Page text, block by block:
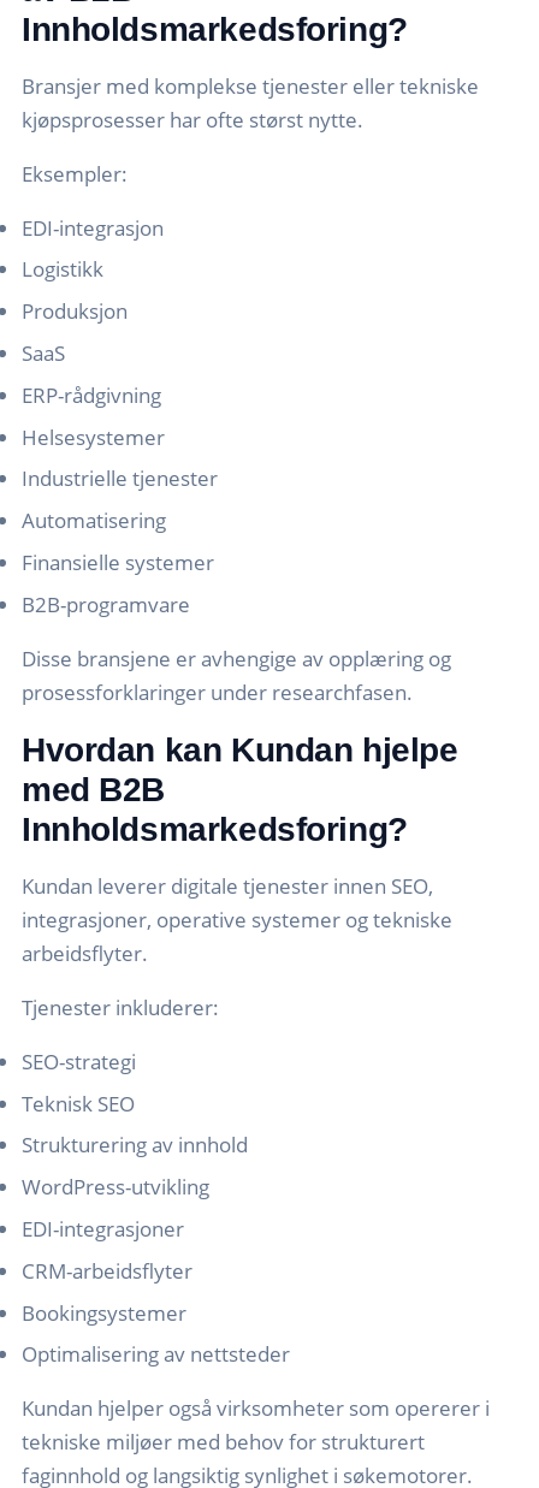
Innholdsmarkedsforing?
Bransjer med komplekse tjenester eller tekniske
kjøpsprosesser har ofte størst nytte.
Eksempler:
EDI-integrasjon
Logistikk
Produksjon
SaaS
ERP-rådgivning
Helsesystemer
Industrielle tjenester
Automatisering
Finansielle systemer
B2B-programvare
Disse bransjene er avhengige av opplæring og
prosessforklaringer under researchfasen.
Hvordan kan Kundan hjelpe
med B2B
Innholdsmarkedsforing?
Kundan leverer digitale tjenester innen SEO,
integrasjoner, operative systemer og tekniske
arbeidsflyter.
Tjenester inkluderer:
SEO-strategi
Teknisk SEO
Strukturering av innhold
WordPress-utvikling
EDI-integrasjoner
CRM-arbeidsflyter
Bookingsystemer
Optimalisering av nettsteder
Kundan hjelper også virksomheter som opererer i
tekniske miljøer med behov for strukturert
faginnhold og langsiktig synlighet i søkemotorer.